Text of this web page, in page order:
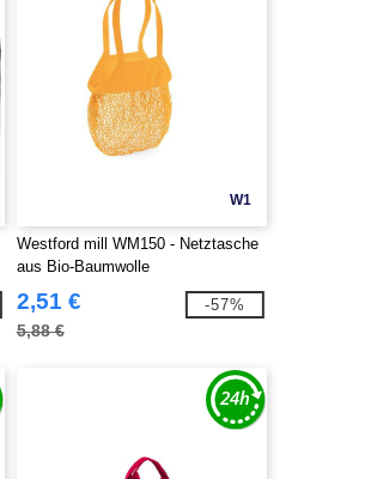
W1
Westford mill WM150 - Netztasche
aus Bio-Baumwolle
2,51 €
5,88 €
-57%